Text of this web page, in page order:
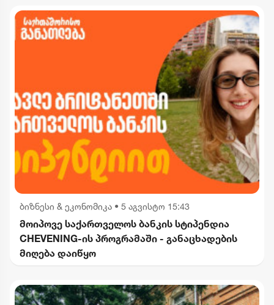
ბიზნესი & ეკონომიკა • 5 აგვისტო 15:43
მოიპოვე საქართველოს ბანკის სტიპენდია
CHEVENING-ის პროგრამაში - განაცხადების
მიღება დაიწყო